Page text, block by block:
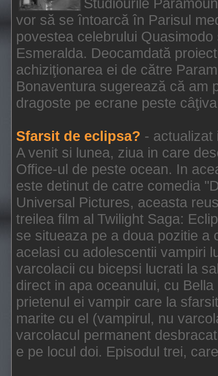
vor să se întoarcă în Parisul
povestea celebrului
Esmeralda. Deocamdată
achiziţionarea ei de către
Bonaventura sugerează că am
dragoste pe ecrane peste
Sfarsit de eclipsa? - actualizat
A venit si lunea, ziua in care
Office-ul de peste ocean. In
este detinut de catre comedia
Universal Pictures, aceasta
treilea film al Twilight Saga:
se situeaza pe a doua pozitie a
acelasi cu adolescentii vampiri
varcolacii cu bicepsi lucrati la
direct in apa oceanului, cu
prietenul ei vampir care la
marite cu el (vampirul, nu
varcolacul permanent
e pe locul doi. Episodul trei,